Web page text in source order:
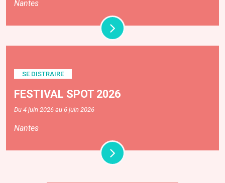
Nantes
SE DISTRAIRE
FESTIVAL SPOT 2026
Du 4 juin 2026 au 6 juin 2026
Nantes